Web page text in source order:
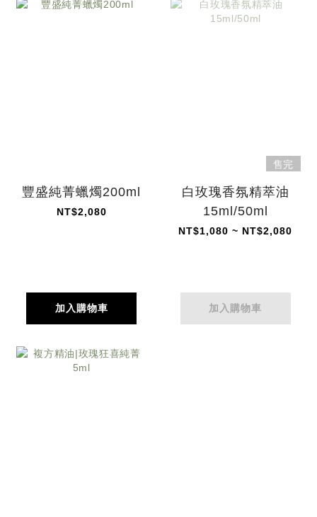
豐盛純菁蠟燭200ml
NT$2,080
加入購物車
售完
白玫瑰香氛精萃油
15ml/50ml
NT$1,080 ~ NT$2,080
加入購物車